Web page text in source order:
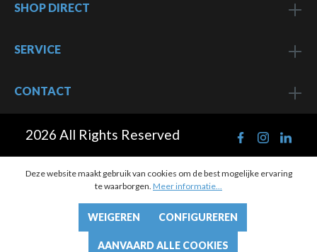
SHOP DIRECT
SERVICE
CONTACT
2026 All Rights Reserved
Deze website maakt gebruik van cookies om de best mogelijke ervaring
te waarborgen. Meer informatie...
WEIGEREN CONFIGUREREN
AANVAARD ALLE COOKIES